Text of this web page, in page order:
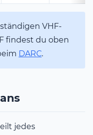
VHF-
findest du oben
DARC.
jedes